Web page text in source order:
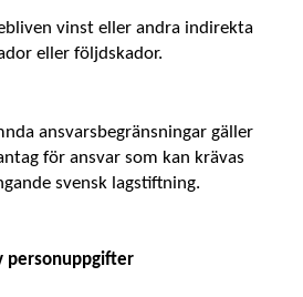
vinst eller andra indirekta
eller följdskador.
ansvarsbegränsningar gäller
för ansvar som kan krävas
svensk lagstiftning.
personuppgifter